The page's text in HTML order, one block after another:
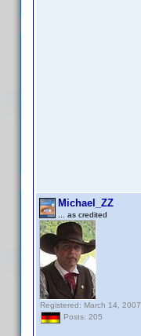
Michael_ZZ
... as credited
Registered: March 14, 2007
Posts: 205